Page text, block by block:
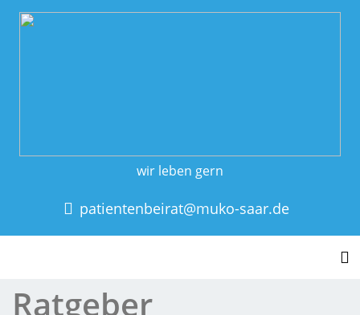
wir leben gern
patientenbeirat@muko-saar.de
Ratgeber